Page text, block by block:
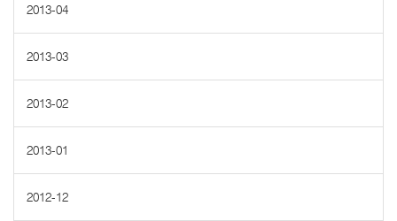
2013-04
2013-03
2013-02
2013-01
2012-12